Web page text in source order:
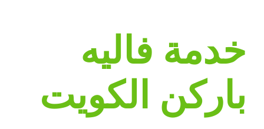
خدمة فاليه
باركن الكويت